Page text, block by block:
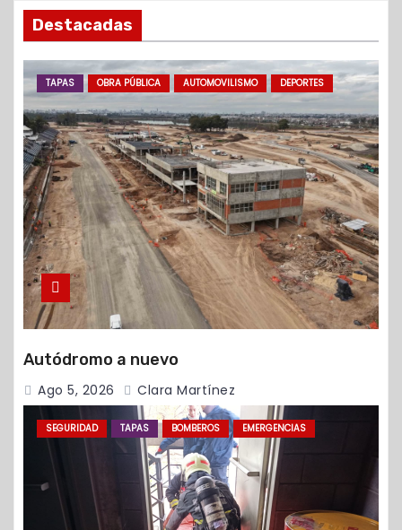
Destacadas
TAPAS OBRA PÚBLICA AUTOMOVILISMO DEPORTES
Autódromo a nuevo
Ago 5, 2026 Clara Martínez
SEGURIDAD TAPAS BOMBEROS EMERGENCIAS